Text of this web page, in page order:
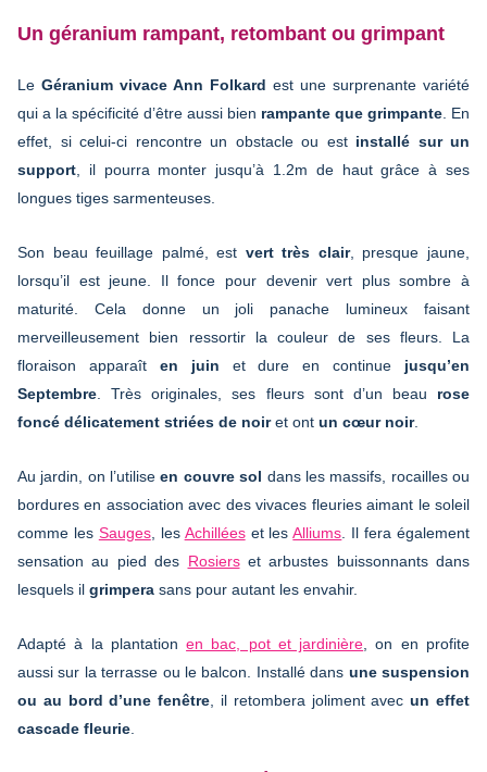
Un géranium rampant, retombant ou grimpant
Le Géranium vivace Ann Folkard est une surprenante variété
qui a la spécificité d’être aussi bien rampante que grimpante . En
effet, si celui-ci rencontre un obstacle ou est installé sur un
support , il pourra monter jusqu’à 1.2m de haut grâce à ses
longues tiges sarmenteuses.
Son beau feuillage palmé, est vert très clair, presque jaune,
lorsqu’il est jeune. Il fonce pour devenir vert plus sombre à
maturité. Cela donne un joli panache lumineux faisant
merveilleusement bien ressortir la couleur de ses fleurs. La
floraison apparaît en juin et dure en continue jusqu’en
Septembre . Très originales, ses fleurs sont d’un beau rose
foncé délicatement striées de noiret ont un cœur noir.
Au jardin, on l’utiliseen couvre sol dans les massifs, rocailles ou
bordures en association avec des vivaces fleuries aimant le soleil
comme les Sauges, les Achilléeset lesAlliums . Il fera également
sensation au pied des Rosierset arbustes buissonnants dans
lesquels il grimpera sans pour autant les envahir.
Adapté à la plantationen bac, pot et jardinière , on en profite
aussi sur la terrasse ou le balcon. Installé dans une suspension
ou au bord d’une fenêtre , il retombera joliment avecun effet
cascade fleurie